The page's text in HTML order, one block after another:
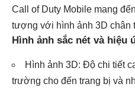
Call of Duty Mobile mang
tượng với hình ảnh 3D chân
Hình ảnh sắc nét và hiệu
Hình ảnh 3D: Độ chi tiết
trường cho đến trang bị và